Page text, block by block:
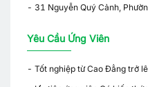
- 31 Nguyễn Quý Cảnh,
Yêu Cầu Ứng Viên
- Tốt nghiệp từ Cao Đẳng trở